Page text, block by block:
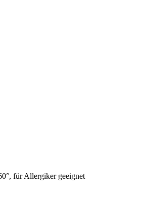
für Allergiker geeignet